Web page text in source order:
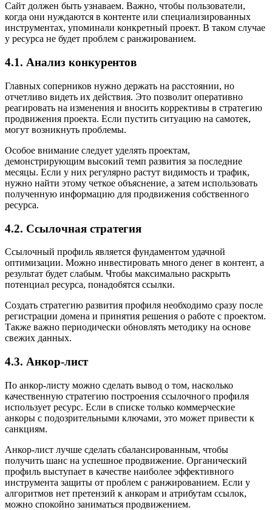
Сайт должен быть узнаваем. Важно, чтобы пользователи,
когда они нуждаются в контенте или специализированных
инструментах, упоминали конкретный проект. В таком случае
у ресурса не будет проблем с ранжированием.
4.1. Анализ конкурентов
Главных соперников нужно держать на расстоянии, но
отчетливо видеть их действия. Это позволит оперативно
реагировать на изменения и вносить коррективы в стратегию
продвижения проекта. Если пустить ситуацию на самотек,
могут возникнуть проблемы.
Особое внимание следует уделять проектам,
демонстрирующим высокий темп развития за последние
месяцы. Если у них регулярно растут видимость и трафик,
нужно найти этому четкое объяснение, а затем использовать
полученную информацию для продвижения собственного
ресурса.
4.2. Ссылочная стратегия
Ссылочный профиль является фундаментом удачной
оптимизации. Можно инвестировать много денег в контент, а
результат будет слабым. Чтобы максимально раскрыть
потенциал ресурса, понадобятся ссылки.
Создать стратегию развития профиля необходимо сразу после
регистрации домена и принятия решения о работе с проектом.
Также важно периодически обновлять методику на основе
свежих данных.
4.3. Анкор-лист
По анкор-листу можно сделать вывод о том, насколько
качественную стратегию построения ссылочного профиля
использует ресурс. Если в списке только коммерческие
анкоры с подозрительными ключами, это может привести к
санкциям.
Анкор-лист лучше сделать сбалансированным, чтобы
получить шанс на успешное продвижение. Органический
профиль выступает в качестве наиболее эффективного
инструмента защиты от проблем с ранжированием. Если у
алгоритмов нет претензий к анкорам и атрибутам ссылок,
можно спокойно заниматься продвижением.